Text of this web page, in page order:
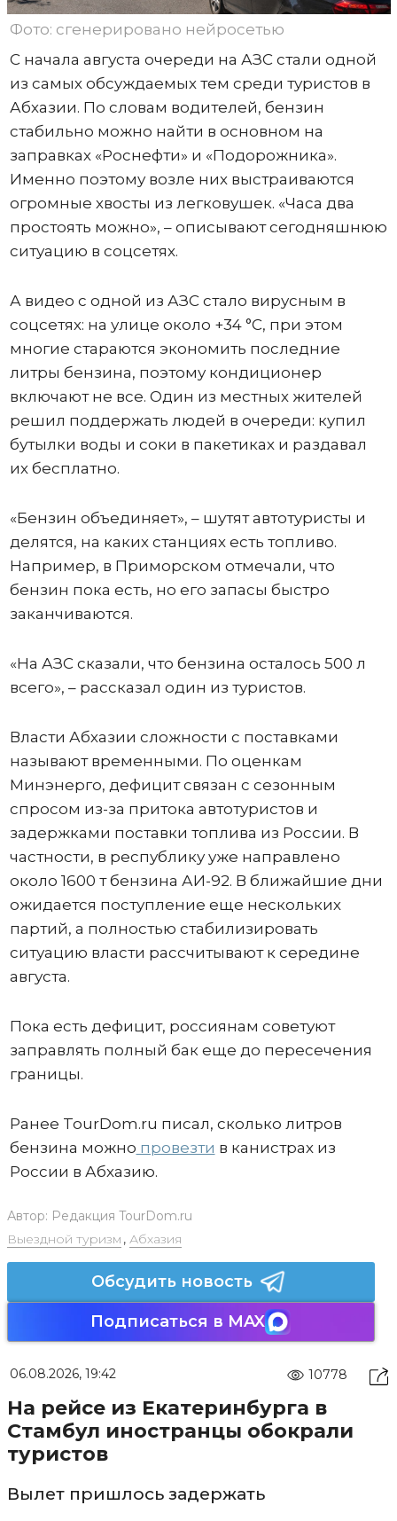
Фото: сгенерировано нейросетью
С начала августа очереди на АЗС стали одной
из самых обсуждаемых тем среди туристов в
Абхазии. По словам водителей, бензин
стабильно можно найти в основном на
заправках «Роснефти» и «Подорожника».
Именно поэтому возле них выстраиваются
огромные хвосты из легковушек. «Часа два
простоять можно», – описывают сегодняшнюю
ситуацию в соцсетях.
А видео с одной из АЗС стало вирусным в
соцсетях: на улице около +34 °C, при этом
многие стараются экономить последние
литры бензина, поэтому кондиционер
включают не все. Один из местных жителей
решил поддержать людей в очереди: купил
бутылки воды и соки в пакетиках и раздавал
их бесплатно.
«Бензин объединяет», – шутят автотуристы и
делятся, на каких станциях есть топливо.
Например, в Приморском отмечали, что
бензин пока есть, но его запасы быстро
заканчиваются.
«На АЗС сказали, что бензина осталось 500 л
всего», – рассказал один из туристов.
Власти Абхазии сложности с поставками
называют временными. По оценкам
Минэнерго, дефицит связан с сезонным
спросом из-за притока автотуристов и
задержками поставки топлива из России. В
частности, в республику уже направлено
около 1600 т бензина АИ-92. В ближайшие дни
ожидается поступление еще нескольких
партий, а полностью стабилизировать
ситуацию власти рассчитывают к середине
августа.
Пока есть дефицит, россиянам советуют
заправлять полный бак еще до пересечения
границы.
Ранее TourDom.ru писал, сколько литров
бензина можно провезти в канистрах из
России в Абхазию.
Автор: Редакция TourDom.ru
Выездной туризм , Абхазия
Обсудить новость
Подписаться в MAX
06.08.2026, 19:42 10778
На рейсе из Екатеринбурга в
Стамбул иностранцы обокрали
туристов
Вылет пришлось задержать